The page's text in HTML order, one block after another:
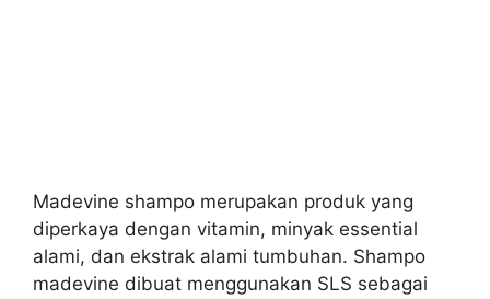
Madevine shampo merupakan produk yang
diperkaya dengan vitamin, minyak essential
alami, dan ekstrak alami tumbuhan. Shampo
madevine dibuat menggunakan SLS sebagai